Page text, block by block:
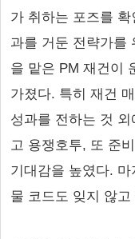
가 취하는 포즈를
과를 거둔 전략가를
을 맡은 PM 재건이
가졌다. 특히 재건
성과를 전하는 것
고 용쟁호투, 또 준
기대감을 높였다.
물 코드도 잊지 않고